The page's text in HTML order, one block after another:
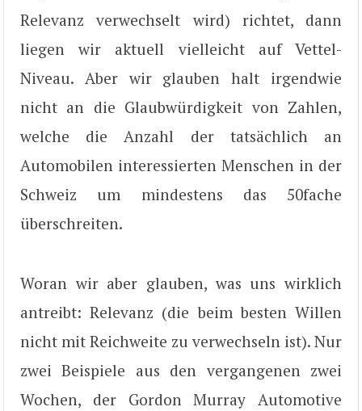
Relevanz verwechselt wird) richtet, dann
liegen wir aktuell vielleicht auf Vettel-
Niveau. Aber wir glauben halt irgendwie
nicht an die Glaubwürdigkeit von Zahlen,
welche die Anzahl der tatsächlich an
Automobilen interessierten Menschen in der
Schweiz um mindestens das 50fache
überschreiten.
Woran wir aber glauben, was uns wirklich
antreibt: Relevanz (die beim besten Willen
nicht mit Reichweite zu verwechseln ist). Nur
zwei Beispiele aus den vergangenen zwei
Wochen, der Gordon Murray Automotive